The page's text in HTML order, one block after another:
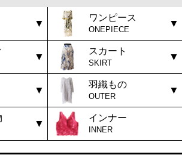
ワンピース
ONEPIECE
スカート
SKIRT
羽織もの
OUTER
インナー
INNER